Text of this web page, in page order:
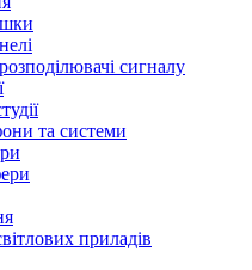
сигналу
та системи
приладів